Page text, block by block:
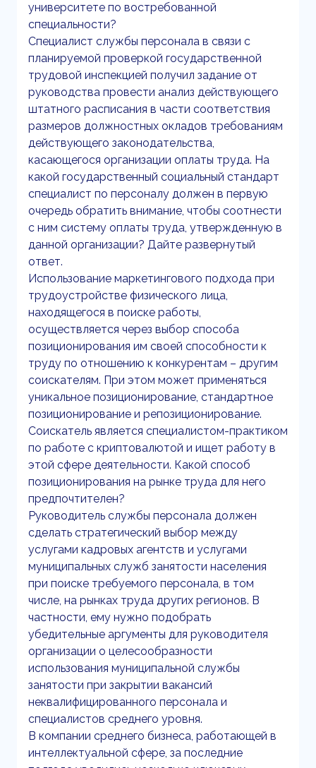
университете по востребованной
специальности?
Специалист службы персонала в связи с
планируемой проверкой государственной
трудовой инспекцией получил задание от
руководства провести анализ действующего
штатного расписания в части соответствия
размеров должностных окладов требованиям
действующего законодательства,
касающегося организации оплаты труда. На
какой государственный социальный стандарт
специалист по персоналу должен в первую
очередь обратить внимание, чтобы соотнести
с ним систему оплаты труда, утвержденную в
данной организации? Дайте развернутый
ответ.
Использование маркетингового подхода при
трудоустройстве физического лица,
находящегося в поиске работы,
осуществляется через выбор способа
позиционирования им своей способности к
труду по отношению к конкурентам – другим
соискателям. При этом может применяться
уникальное позиционирование, стандартное
позиционирование и репозиционирование.
Соискатель является специалистом-практиком
по работе с криптовалютой и ищет работу в
этой сфере деятельности. Какой способ
позиционирования на рынке труда для него
предпочтителен?
Руководитель службы персонала должен
сделать стратегический выбор между
услугами кадровых агентств и услугами
муниципальных служб занятости населения
при поиске требуемого персонала, в том
числе, на рынках труда других регионов. В
частности, ему нужно подобрать
убедительные аргументы для руководителя
организации о целесообразности
использования муниципальной службы
занятости при закрытии вакансий
неквалифицированного персонала и
специалистов среднего уровня.
В компании среднего бизнеса, работающей в
интеллектуальной сфере, за последние